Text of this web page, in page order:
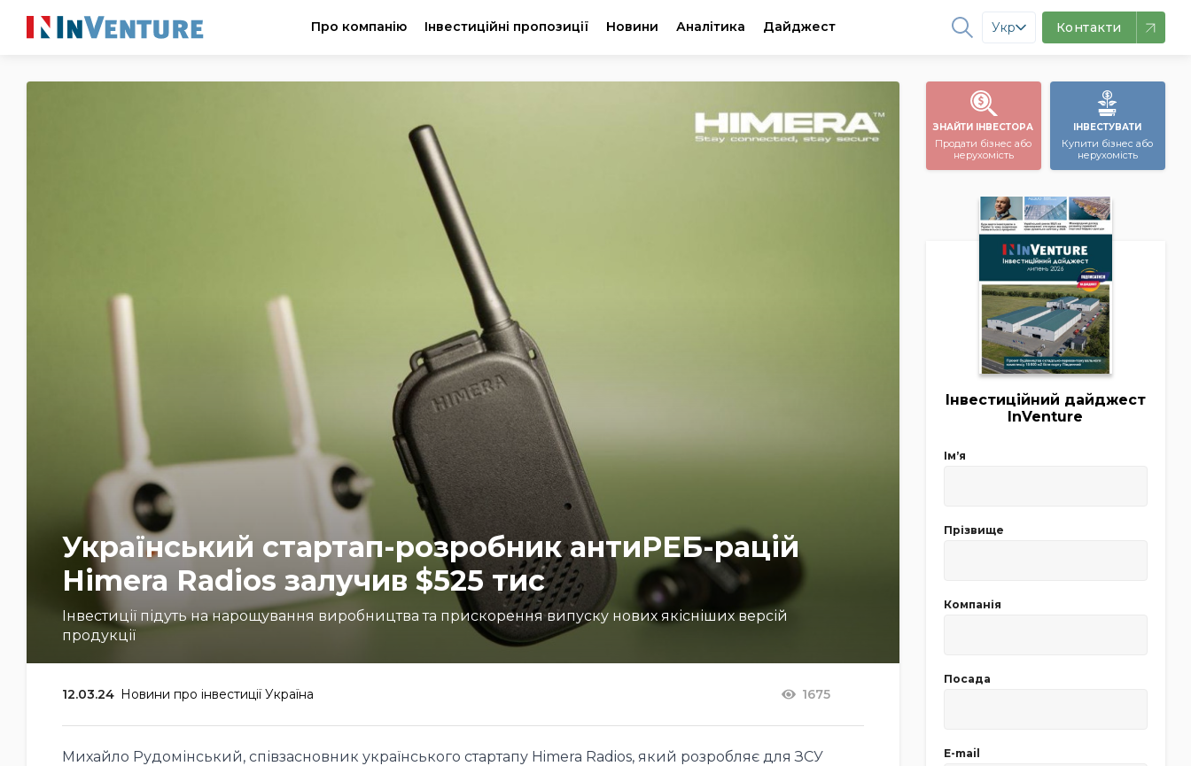
Про компанію Інвестиційні пропозиції Новини Аналітика Дайджест Укр Контакти
Український стартап-розробник антиРЕБ-рацій
Himera Radios залучив $525 тис
Інвестиції підуть на нарощування виробництва та прискорення випуску нових якісніших версій
продукції
12.03.24 Новини про інвестиції Україна 1675
Михайло Рудомінський, співзасновник українського стартапу Himera Radios, який розробляє для ЗСУ
ЗНАЙТИ ІНВЕСТОРА
Продати бізнес або
нерухомість
ІНВЕСТУВАТИ
Купити бізнес або
нерухомість
Інвестиційний дайджест
InVenture
Імʼя
Прізвище
Компанія
Посада
E-mail